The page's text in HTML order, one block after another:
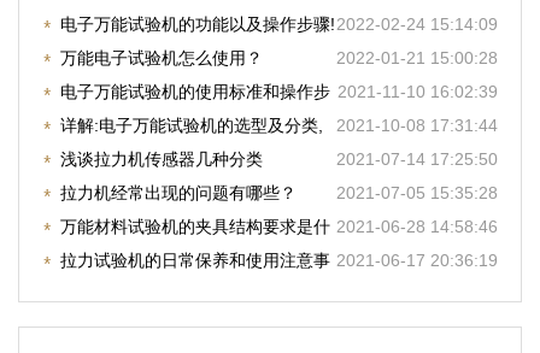
2022-02-24 15:14:09
电子万能试验机的功能以及操作步骤!
2022-01-21 15:00:28
万能电子试验机怎么使用？
2021-11-10 16:02:39
电子万能试验机的使用标准和操作步
骤
2021-10-08 17:31:44
详解:电子万能试验机的选型及分类,
快收藏！
2021-07-14 17:25:50
浅谈拉力机传感器几种分类
2021-07-05 15:35:28
拉力机经常出现的问题有哪些？
2021-06-28 14:58:46
万能材料试验机的夹具结构要求是什
么？
2021-06-17 20:36:19
拉力试验机的日常保养和使用注意事